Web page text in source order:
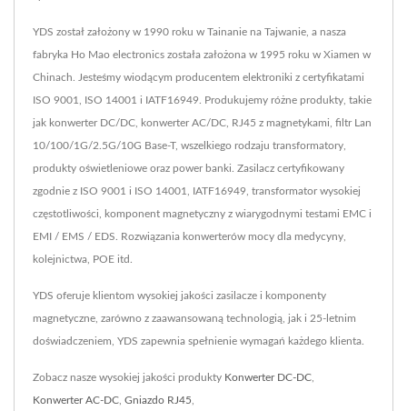
YDS został założony w 1990 roku w Tainanie na Tajwanie, a nasza
fabryka Ho Mao electronics została założona w 1995 roku w Xiamen w
Chinach. Jesteśmy wiodącym producentem elektroniki z certyfikatami
ISO 9001, ISO 14001 i IATF16949. Produkujemy różne produkty, takie
jak konwerter DC/DC, konwerter AC/DC, RJ45 z magnetykami, filtr Lan
10/100/1G/2.5G/10G Base-T, wszelkiego rodzaju transformatory,
produkty oświetleniowe oraz power banki. Zasilacz certyfikowany
zgodnie z ISO 9001 i ISO 14001, IATF16949, transformator wysokiej
częstotliwości, komponent magnetyczny z wiarygodnymi testami EMC i
EMI / EMS / EDS. Rozwiązania konwerterów mocy dla medycyny,
kolejnictwa, POE itd.
YDS oferuje klientom wysokiej jakości zasilacze i komponenty
magnetyczne, zarówno z zaawansowaną technologią, jak i 25-letnim
doświadczeniem, YDS zapewnia spełnienie wymagań każdego klienta.
Zobacz nasze wysokiej jakości produkty Konwerter DC-DC
Konwerter AC-DC Gniazdo RJ45